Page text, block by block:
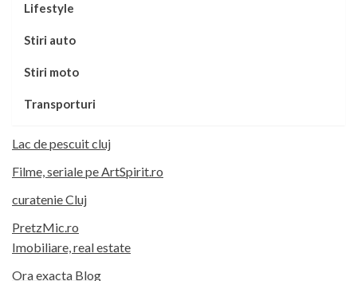
Lifestyle
Stiri auto
Stiri moto
Transporturi
Lac de pescuit cluj
Filme, seriale pe ArtSpirit.ro
curatenie Cluj
PretzMic.ro
Imobiliare, real estate
Ora exacta Blog